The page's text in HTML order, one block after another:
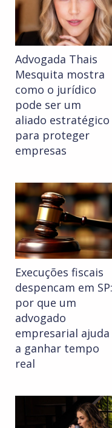
Advogada Thais
Mesquita mostra
como o jurídico
pode ser um
aliado estratégico
para proteger
empresas
Execuções fiscais
despencam em SP:
por que um
advogado
empresarial ajuda
a ganhar tempo
real